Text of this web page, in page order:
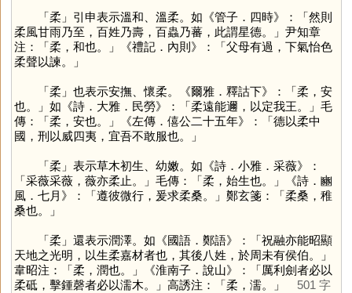
「柔 」引申表示溫和、溫柔。如《管子．四時》：「然則
柔風甘雨乃至，百姓乃壽，百蟲乃蕃，此謂星德。」尹知章
注：「柔，和也。」《禮記．內則》：「父母有過，下氣怡色
柔聲以諫。」
「柔 」也表示安撫、懷柔。《爾雅．釋詁下》：「柔，安
也。」如《詩．大雅．民勞》：「柔遠能邇，以定我王。」毛
傳：「柔，安也。」《左傳．僖公二十五年》：「德以柔中
國，刑以威四夷，宜吾不敢服也。」
「柔 」表示草木初生、幼嫩。如《詩．小雅．采薇》：
「采薇采薇，薇亦柔止。」毛傳：「柔，始生也。」《詩．豳
風．七月》：「遵彼微行，爰求柔桑。」鄭玄箋：「柔桑，稚
桑也。」
「柔 」還表示潤澤。如《國語．鄭語》：「祝融亦能昭顯
天地之光明，以生柔嘉材者也，其後八姓，於周未有侯伯。」
韋昭注：「柔，潤也。」《淮南子．說山》：「厲利劍者必以
柔砥，擊鍾磬者必以濡木。」高誘注：「柔，濡。」
501 字